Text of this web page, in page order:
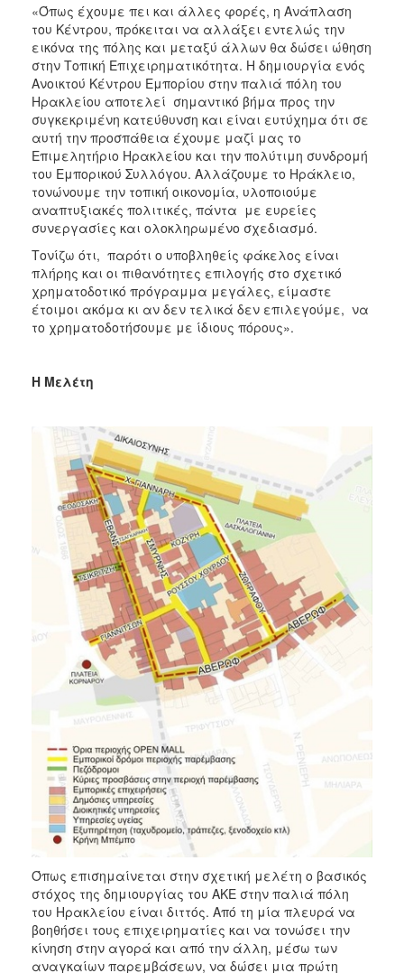
«Όπως έχουμε πει και άλλες φορές, η Ανάπλαση
του Κέντρου, πρόκειται να αλλάξει εντελώς την
εικόνα της πόλης και μεταξύ άλλων θα δώσει ώθηση
στην Τοπική Επιχειρηματικότητα. Η δημιουργία ενός
Ανοικτού Κέντρου Εμπορίου στην παλιά πόλη του
Ηρακλείου αποτελεί σημαντικό βήμα προς την
συγκεκριμένη κατεύθυνση και είναι ευτύχημα ότι σε
αυτή την προσπάθεια έχουμε μαζί μας το
Επιμελητήριο Ηρακλείου και την πολύτιμη συνδρομή
του Εμπορικού Συλλόγου. Αλλάζουμε το Ηράκλειο,
τονώνουμε την τοπική οικονομία, υλοποιούμε
αναπτυξιακές πολιτικές, πάντα με ευρείες
συνεργασίες και ολοκληρωμένο σχεδιασμό.
Τονίζω ότι, παρότι ο υποβληθείς φάκελος είναι
πλήρης και οι πιθανότητες επιλογής στο σχετικό
χρηματοδοτικό πρόγραμμα μεγάλες, είμαστε
έτοιμοι ακόμα κι αν δεν τελικά δεν επιλεγούμε, να
το χρηματοδοτήσουμε με ίδιους πόρους».
Η Μελέτη
Όπως επισημαίνεται στην σχετική μελέτη ο βασικός
στόχος της δημιουργίας του ΑΚΕ στην παλιά πόλη
του Ηρακλείου είναι διττός. Από τη μία πλευρά να
βοηθήσει τους επιχειρηματίες και να τονώσει την
κίνηση στην αγορά και από την άλλη, μέσω των
αναγκαίων παρεμβάσεων, να δώσει μια πρώτη